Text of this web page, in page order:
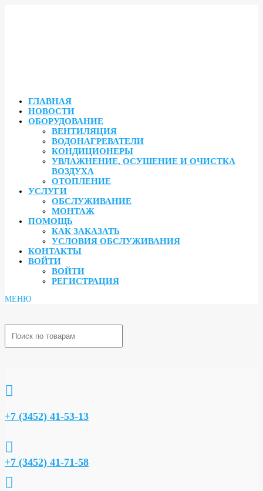
ГЛАВНАЯ
НОВОСТИ
ОБОРУДОВАНИЕ
ВЕНТИЛЯЦИЯ
ВОДОНАГРЕВАТЕЛИ
КОНДИЦИОНЕРЫ
УВЛАЖНЕНИЕ, ОСУШЕНИЕ И ОЧИСТКА
ВОЗДУХА
ОТОПЛЕНИЕ
УСЛУГИ
ОБСЛУЖИВАНИЕ
МОНТАЖ
ПОМОЩЬ
КАК ЗАКАЗАТЬ
УСЛОВИЯ ОБСЛУЖИВАНИЯ
КОНТАКТЫ
ВОЙТИ
ВОЙТИ
РЕГИСТРАЦИЯ

+7 (3452) 41-53-13

+7 (3452) 41-71-58
